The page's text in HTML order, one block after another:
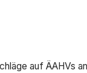
auf ÄAHVs